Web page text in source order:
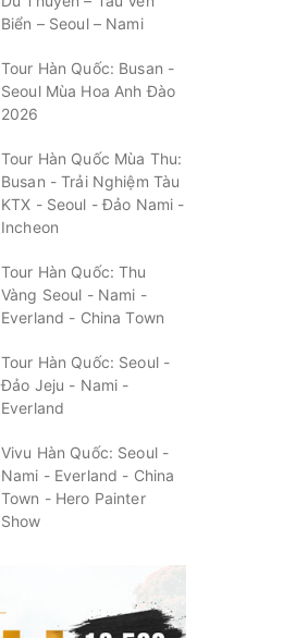
Biển – Seoul – Nami
Tour Hàn Quốc: Busan -
Seoul Mùa Hoa Anh Đào
2026
Tour Hàn Quốc Mùa Thu:
Busan - Trải Nghiệm Tàu
KTX - Seoul - Đảo Nami -
Incheon
Tour Hàn Quốc: Thu
Vàng Seoul - Nami -
Everland - China Town
Tour Hàn Quốc: Seoul -
Đảo Jeju - Nami -
Everland
Vivu Hàn Quốc: Seoul -
Nami - Everland - China
Town - Hero Painter
Show